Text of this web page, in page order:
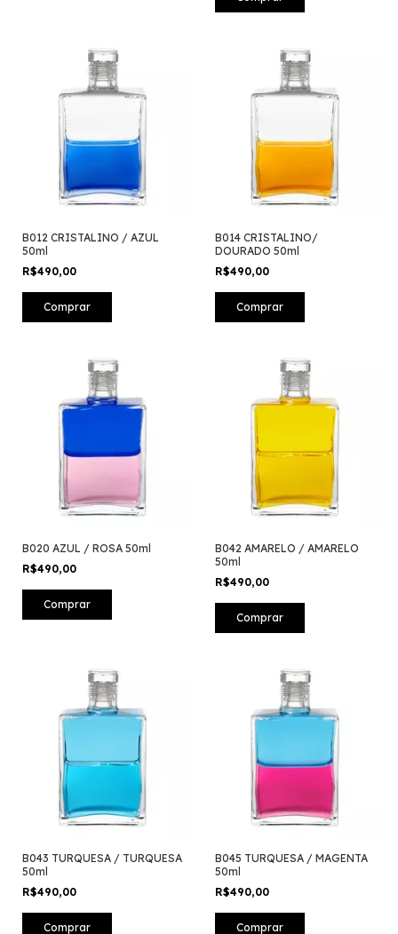
B012 CRISTALINO / AZUL
50ml
R$490,00
B014 CRISTALINO/
DOURADO 50ml
R$490,00
B020 AZUL / ROSA 50ml
R$490,00
B042 AMARELO / AMARELO
50ml
R$490,00
B043 TURQUESA / TURQUESA
50ml
R$490,00
B045 TURQUESA / MAGENTA
50ml
R$490,00